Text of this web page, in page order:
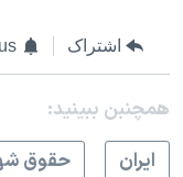
اشتراک
همچنبن ببینید:
ايران
حقوق